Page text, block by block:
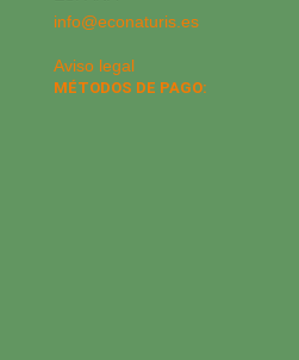
info@econaturis.es
Aviso legal
MÉTODOS DE PAGO: